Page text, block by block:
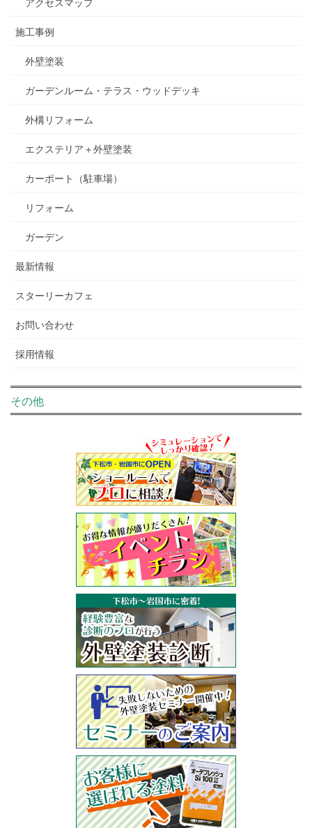
施工事例
外壁塗装
ガーデンルーム・テラス・ウッドデッキ
外構リフォーム
エクステリア＋外壁塗装
カーポート（駐車場）
リフォーム
ガーデン
最新情報
スターリーカフェ
お問い合わせ
採用情報
その他